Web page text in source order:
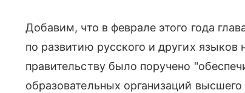
Добавим, что в феврале этого года
по развитию русского и других языков
правительству было поручено
образовательных организаций